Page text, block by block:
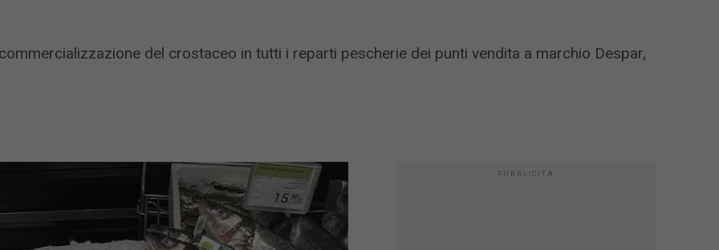
del crostaceo in tutti i reparti pescherie dei punti vendita a marchio Despar,
PUBBLICITÀ